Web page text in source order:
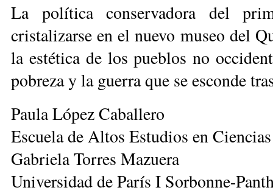
La política conservadora del
cristalizarse en el nuevo museo del
la estética de los pueblos no
pobreza y la guerra que se esconde
Paula López Caballero
Escuela de Altos Estudios en
Gabriela Torres Mazuera
Universidad de París I Sorbonne-